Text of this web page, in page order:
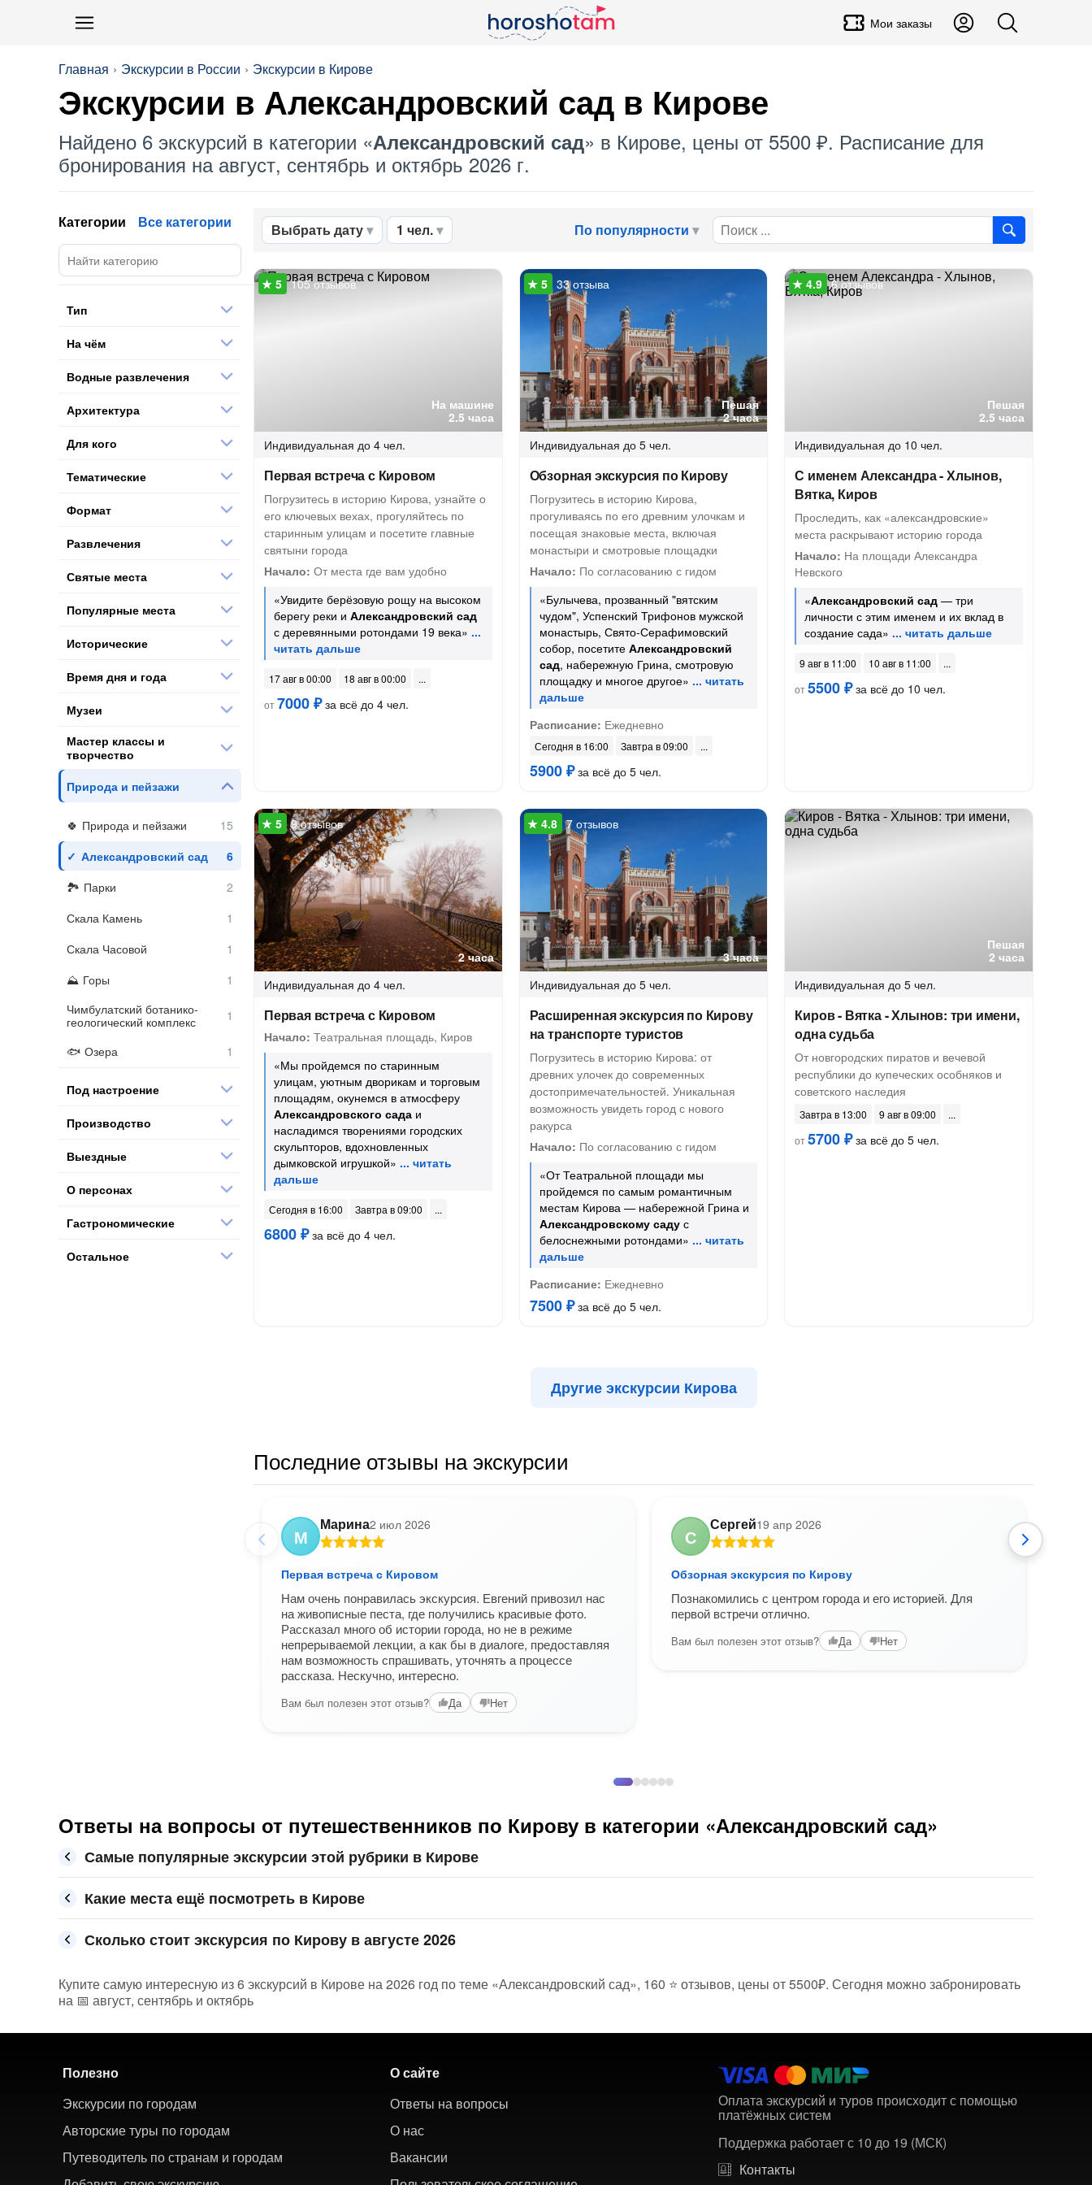
Мои заказы
Главная Экскурсии в России Экскурсии в Кирове
Экскурсии в Александровский сад в Кирове
Найдено 6 экскурсий в категории «Александровский сад» в Кирове, цены от 5500 ₽. Расписание для
бронирования на август, сентябрь и октябрь 2026 г.
Выбрать дату 1 чел. По популярности
На машине
2.5 часа
105 отзывов
Индивидуальная до 4 чел.
Первая встреча с Кировом
Погрузитесь в историю Кирова, узнайте о
его ключевых вехах, прогуляйтесь по
старинным улицам и посетите главные
святыни города
Начало: От места где вам удобно
«Увидите берёзовую рощу на высоком
берегу реки и Александровский сад
с деревянными ротондами 19 века»
17 авг в 00:00
18 авг в 00:00
от7000 ₽за всё до 4 чел.
Пешая
2 часа
33 отзыва
Индивидуальная до 5 чел.
Обзорная экскурсия по Кирову
Погрузитесь в историю Кирова,
прогуливаясь по его древним улочкам и
посещая знаковые места, включая
монастыри и смотровые площадки
Начало: По согласованию с гидом
«Булычева, прозванный "вятским
чудом", Успенский Трифонов мужской
монастырь, Свято-Серафимовский
собор, посетите Александровский
сад, набережную Грина, смотровую
площадку и многое другое»
Расписание: Ежедневно
Сегодня в 16:00 Завтра в 09:00
5900 ₽за всё до 5 чел.
Пешая
2.5 часа
6 отзывов
Индивидуальная до 10 чел.
С именем Александра - Хлынов,
Вятка, Киров
Проследить, как «александровские»
места раскрывают историю города
Начало: На площади Александра
Невского
«Александровский сад— три
личности с этим именем и их вклад в
создание сада»
9 авг в 11:00
10 авг в 11:00
от5500 ₽за всё до 10 чел.
2 часа
9 отзывов
Индивидуальная до 4 чел.
Первая встреча с Кировом
Начало: Театральная площадь, Киров
«Мы пройдемся по старинным
улицам, уютным дворикам и торговым
площадям, окунемся в атмосферу
Александровского сада и
насладимся творениями городских
скульпторов, вдохновленных
дымковской игрушкой»
Сегодня в 16:00 Завтра в 09:00
6800 ₽за всё до 4 чел.
3 часа
7 отзывов
Индивидуальная до 5 чел.
Расширенная экскурсия по Кирову
на транспорте туристов
Погрузитесь в историю Кирова: от
древних улочек до современных
достопримечательностей. Уникальная
возможность увидеть город с нового
ракурса
Начало: По согласованию с гидом
«От Театральной площади мы
пройдемся по самым романтичным
местам Кирова — набережной Грина и
Александровскому садус
белоснежными ротондами»
Расписание: Ежедневно
7500 ₽за всё до 5 чел.
Пешая
2 часа
Индивидуальная до 5 чел.
Киров - Вятка - Хлынов: три имени,
одна судьба
От новгородских пиратов и вечевой
республики до купеческих особняков и
советского наследия
Завтра в 13:00
9 авг в 09:00
от5700 ₽за всё до 5 чел.
Другие экскурсии Кирова
Последние отзывы на экскурсии
М
Марина2 июл 2026
Первая встреча с Кировом
Нам очень понравилась экскурсия. Евгений привозил нас
на живописные песта, где получились красивые фото.
Рассказал много об истории города, но не в режиме
непрерываемой лекции, а как бы в диалоге, предоставляя
нам возможность спрашивать, уточнять а процессе
рассказа. Нескучно, интересно.
Вам был полезен этот отзыв? Да Нет
С
Сергей19 апр 2026
Обзорная экскурсия по Кирову
Познакомились с центром города и его историей. Для
первой встречи отлично.
Вам был полезен этот отзыв? Да Нет
Категории Все категории
Тип
На чём
Водные развлечения
Архитектура
Для кого
Тематические
Формат
Развлечения
Святые места
Популярные места
Исторические
Время дня и года
Музеи
Мастер классы и
творчество
Природа и пейзажи
Природа и пейзажи
Александровский сад
Парки
Скала Камень
Скала Часовой
Горы
Чимбулатский ботанико-
геологический комплекс
Озера
Под настроение
Производство
Выездные
О персонах
Гастрономические
Остальное
Ответы на вопросы от путешественников по Кирову в категории «Александровский сад»
Самые популярные экскурсии этой рубрики в Кирове
Какие места ещё посмотреть в Кирове
Сколько стоит экскурсия по Кирову в августе 2026
Купите самую интересную из 6 экскурсий в Кирове на 2026 год по теме «Александровский сад», 160 ⭐ отзывов, цены от 5500₽. Сегодня можно забронировать
на 📅 август, сентябрь и октябрь
Полезно
Экскурсии по городам
Авторские туры по городам
Путеводитель по странам и городам
О сайте
Ответы на вопросы
О нас
Вакансии
Оплата экскурсий и туров происходит с помощью
платёжных систем
Поддержка работает с 10 до 19 (МСК)
Контакты